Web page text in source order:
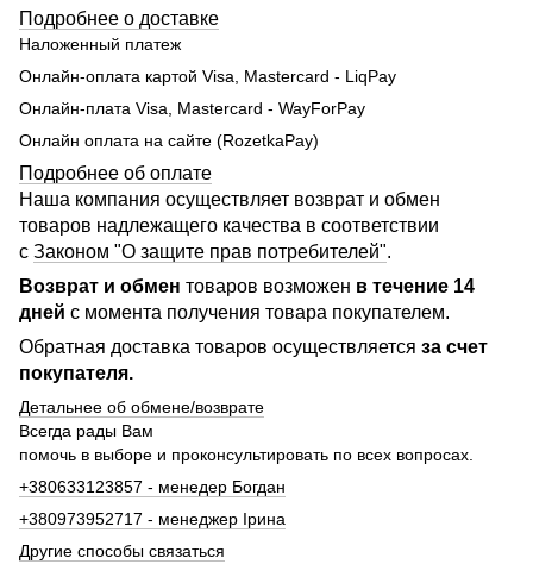
Подробнее о доставке
Наложенный платеж
Онлайн-оплата картой Visa, Mastercard - LiqPay
Онлайн-плата Visa, Mastercard - WayForPay
Онлайн оплата на сайте (RozetkaPay)
Подробнее об оплате
Наша компания осуществляет возврат и обмен
товаров надлежащего качества в соответствии
с Законом "О защите прав потребителей".
Возврат и обмен товаров возможен в течение 14
дней с момента получения товара покупателем.
Обратная доставка товаров осуществляется за счет
покупателя.
Детальнее об обмене/возврате
Всегда рады Вам
помочь в выборе и проконсультировать по всех вопросах.
+380633123857 - менедер Богдан
+380973952717 - менеджер Ірина
Другие способы связаться